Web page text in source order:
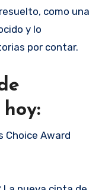
como una
y lo
por contar.
hoy:
Choice Award